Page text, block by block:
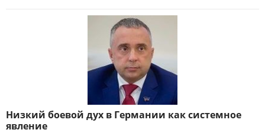
Низкий боевой дух в Германии как системное
явление